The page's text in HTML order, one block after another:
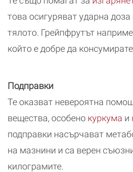
това осигуряват ударна
тялото. Грейпфрутът
който е добре да
Подправки
Те оказват невероятна
вещества, особено куркума и
подправки насърчават
на мазнини и са верен
килограмите.